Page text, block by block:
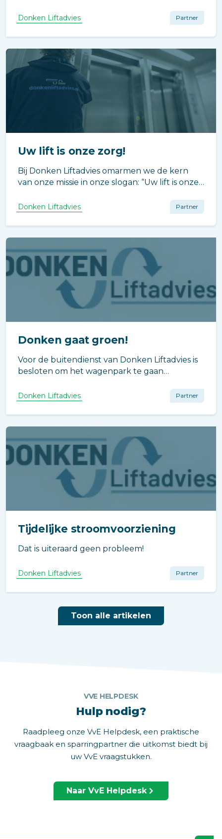
Donken Liftadvies Partner
Uw lift is onze zorg!
Bij Donken Liftadvies omarmen we de kern
van onze missie in onze slogan: “Uw lift is onze
vat onze toewijding samen om de zorgen van
liftsystemen weg te nemen.
Donken Liftadvies Partner
Donken gaat groen!
Voor de buitendienst van Donken Liftadvies is
besloten om het wagenpark te gaan
Donken Liftadvies Partner
Tijdelijke stroomvoorziening
Dat is uiteraard geen probleem!
Donken Liftadvies Partner
Toon alle artikelen
VVE HELPDESK
Hulp nodig?
Raadpleeg onze VvE Helpdesk, een praktische
vraagbaak en sparringpartner die uitkomst biedt bij
uw VvE vraagstukken.
Naar VvE Helpdesk